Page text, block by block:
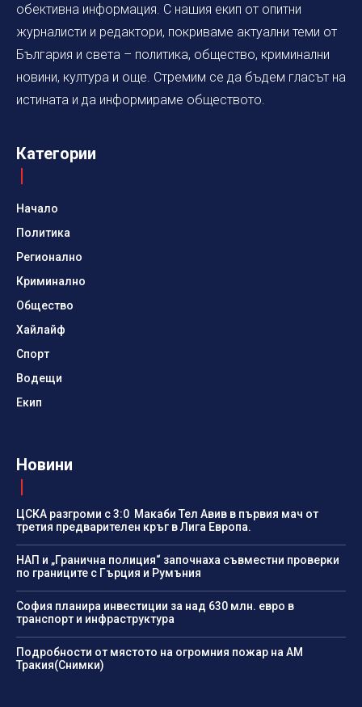
обективна информация. С нашия екип от опитни
журналисти и редактори, покриваме актуални теми от
България и света – политика, общество, криминални
новини, култура и още. Стремим се да бъдем гласът на
истината и да информираме обществото.
Категории
Начало
Политика
Регионално
Криминално
Общество
Хайлайф
Спорт
Водещи
Екип
Новини
ЦСКА разгроми с 3:0 Макаби Тел Авив в първия мач от
третия предварителен кръг в Лига Европа.
НАП и „Гранична полиция“ започнаха съвместни проверки
по границите с Гърция и Румъния
София планира инвестиции за над 630 млн. евро в
транспорт и инфраструктура
Подробности от мястото на огромния пожар на АМ
Тракия(Снимки)